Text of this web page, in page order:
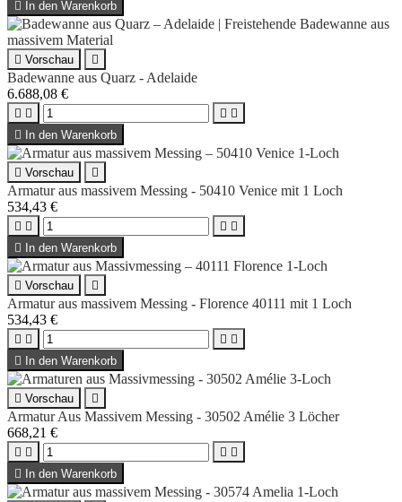
 In den Warenkorb
 Vorschau 
Badewanne aus Quarz - Adelaide
6.688,08 €
   
 In den Warenkorb
 Vorschau 
Armatur aus massivem Messing - 50410 Venice mit 1 Loch
534,43 €
   
 In den Warenkorb
 Vorschau 
Armatur aus massivem Messing - Florence 40111 mit 1 Loch
534,43 €
   
 In den Warenkorb
 Vorschau 
Armatur Aus Massivem Messing - 30502 Amélie 3 Löcher
668,21 €
   
 In den Warenkorb